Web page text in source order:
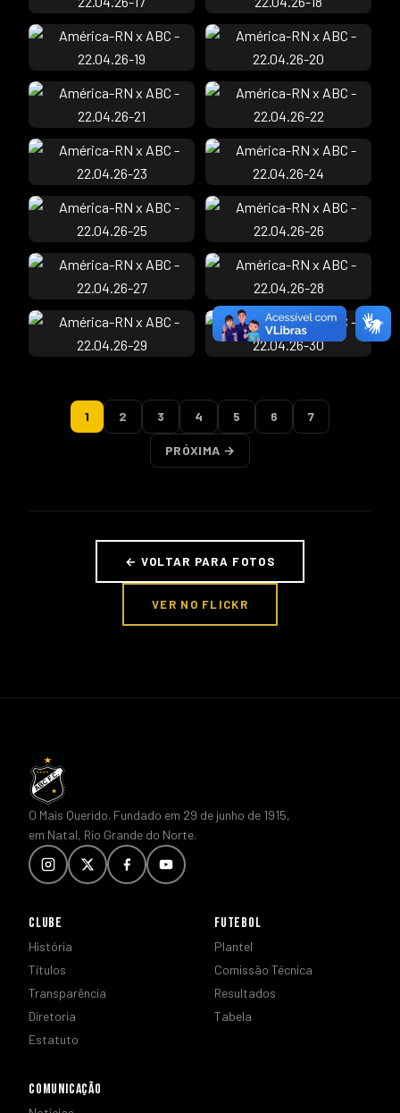
1 2 3 4 5 6 7
PRÓXIMA →
← VOLTAR PARA FOTOS
VER NO FLICKR
O Mais Querido. Fundado em 29 de junho de 1915,
em Natal, Rio Grande do Norte.
CLUBE
História
Títulos
Transparência
Diretoria
Estatuto
FUTEBOL
Plantel
Comissão Técnica
Resultados
Tabela
COMUNICAÇÃO